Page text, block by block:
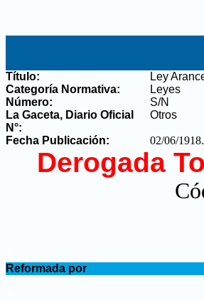
Título:
Ley
Categoría Normativa:
Leyes
Número:
S/N
La Gaceta, Diario Oficial
N°:
Otros
Fecha Publicación: 02/06/1918.
Derogada
Reformada por